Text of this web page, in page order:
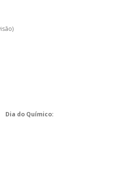
Dia do Químico: